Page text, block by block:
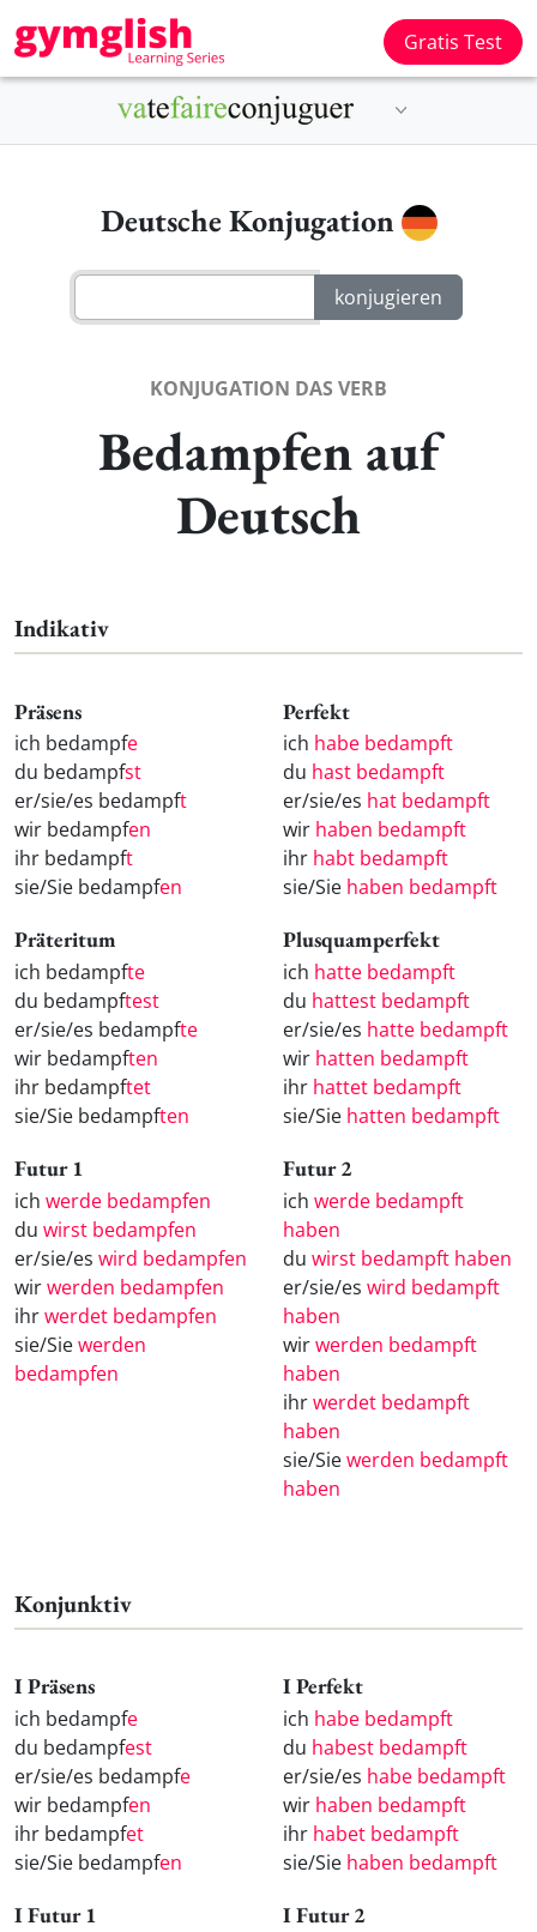
Gratis Test
Deutsche Konjugation
KONJUGATION DAS VERB
Bedampfen auf
Deutsch
Indikativ
Präsens
ich bedampfe
du bedampfst
er/sie/es bedampft
wir bedampfen
ihr bedampft
sie/Sie bedampfen
Perfekt
ich habe bedampft
du hast bedampft
er/sie/es hat bedampft
wir haben bedampft
ihr habt bedampft
sie/Sie haben bedampft
Präteritum
ich bedampfte
du bedampftest
er/sie/es bedampfte
wir bedampften
ihr bedampftet
sie/Sie bedampften
Plusquamperfekt
ich hatte bedampft
du hattest bedampft
er/sie/es hatte bedampft
wir hatten bedampft
ihr hattet bedampft
sie/Sie hatten bedampft
Futur 1
ich werde bedampfen
du wirst bedampfen
er/sie/es wird bedampfen
wirwerden bedampfen
ihrwerdet bedampfen
sie/Siewerden
bedampfen
Futur 2
ich werde bedampft
haben
du wirst bedampft haben
er/sie/es wird bedampft
haben
wirwerden bedampft
haben
ihrwerdet bedampft
haben
sie/Siewerden bedampft
haben
Konjunktiv
I Präsens
ich bedampfe
du bedampfest
er/sie/es bedampfe
wir bedampfen
ihr bedampfet
sie/Sie bedampfen
I Perfekt
ich habe bedampft
du habest bedampft
er/sie/es habe bedampft
wir haben bedampft
ihr habet bedampft
sie/Sie haben bedampft
I Futur 1 I Futur 2